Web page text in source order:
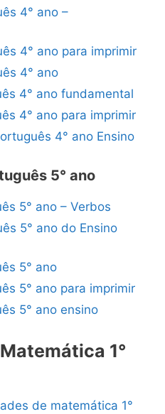
4° ano –
4° ano para imprimir
4° ano
4° ano fundamental
4° ano para imprimir
4° ano Ensino
5° ano
5° ano – Verbos
5° ano do Ensino
5° ano
5° ano para imprimir
5° ano ensino
1°
de matemática 1°